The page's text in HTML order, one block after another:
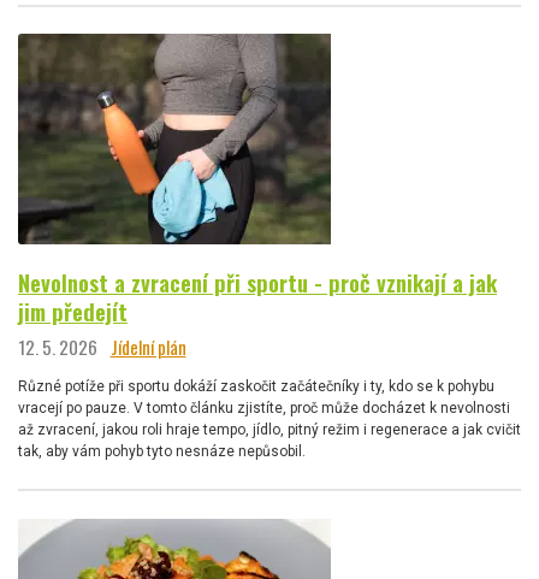
Nevolnost a zvracení při sportu - proč vznikají a jak
jim předejít
12. 5. 2026 Jídelní plán
Různé potíže při sportu dokáží zaskočit začátečníky i ty, kdo se k pohybu
vracejí po pauze. V tomto článku zjistíte, proč může docházet k nevolnosti
až zvracení, jakou roli hraje tempo, jídlo, pitný režim i regenerace a jak cvičit
tak, aby vám pohyb tyto nesnáze nepůsobil.